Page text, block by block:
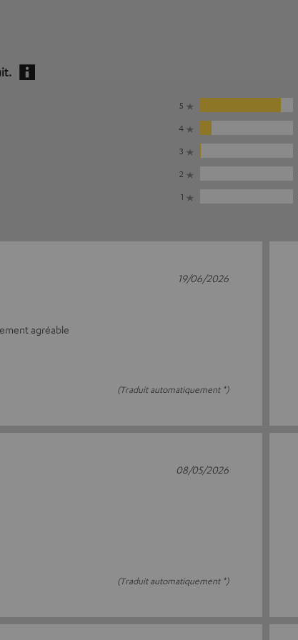
5
4
3
2
1
agréable
(Traduit automatiquement *)
19/06/2026
(Traduit automatiquement *)
08/05/2026